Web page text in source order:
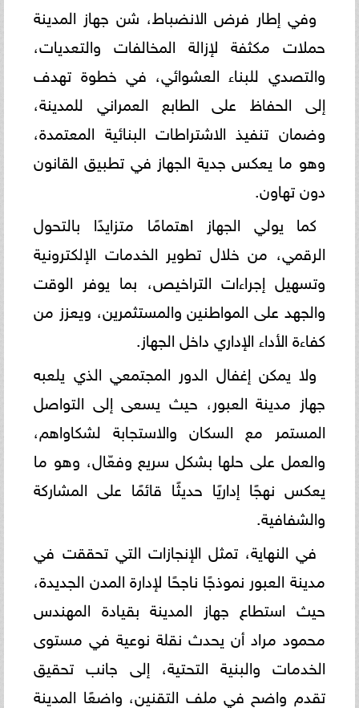
وفي إطار فرض الانضباط، شن جهاز المدينة
حملات مكثفة لإزالة المخالفات والتعديات،
والتصدي للبناء العشوائي، في خطوة تهدف
إلى الحفاظ على الطابع العمراني للمدينة،
وضمان تنفيذ الاشتراطات البنائية المعتمدة،
وهو ما يعكس جدية الجهاز في تطبيق القانون
دون تهاون.
كما يولي الجهاز اهتمامًا متزايدًا بالتحول
الرقمي، من خلال تطوير الخدمات الإلكترونية
وتسهيل إجراءات التراخيص، بما يوفر الوقت
والجهد على المواطنين والمستثمرين، ويعزز من
كفاءة الأداء الإداري داخل الجهاز.
ولا يمكن إغفال الدور المجتمعي الذي يلعبه
جهاز مدينة العبور، حيث يسعى إلى التواصل
المستمر مع السكان والاستجابة لشكاواهم،
والعمل على حلها بشكل سريع وفعّال، وهو ما
يعكس نهجًا إداريًا حديثًا قائمًا على المشاركة
والشفافية.
في النهاية، تمثل الإنجازات التي تحققت في
مدينة العبور نموذجًا ناجحًا لإدارة المدن الجديدة،
حيث استطاع جهاز المدينة بقيادة المهندس
محمود مراد أن يحدث نقلة نوعية في مستوى
الخدمات والبنية التحتية، إلى جانب تحقيق
تقدم واضح في ملف التقنين، واضعًا المدينة